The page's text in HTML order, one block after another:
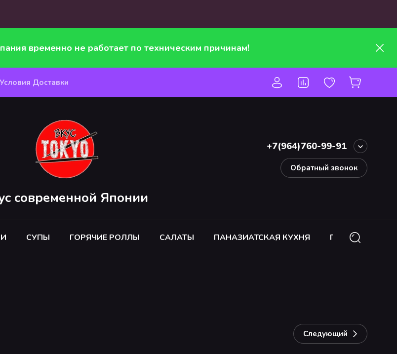
временно не работает по техническим причинам!
Условия Доставки
современной Японии
+7(964)760-99-91
Обратный звонок
СУПЫ ГОРЯЧИЕ РОЛЛЫ САЛАТЫ ПАНАЗИАТСКАЯ КУХНЯ ГОРЯЧИЕ
Следующий